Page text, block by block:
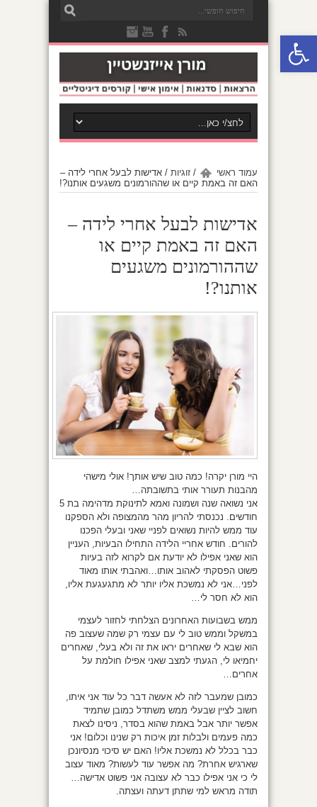
פתח סרגל נגישות
עמוד ראשי / זוגיות / אדישות לבעל אחרי לידה –
האם זה באמת קיים או שההורמונים משגעים אותנו?!
אדישות לבעל אחרי לידה –
האם זה באמת קיים או
שההורמונים משגעים
אותנו?!
היי מורן יקרה! כמה טוב שיש אותך! אולי מישהי
מהבנות תעורר אותי בתשובתה…
אני נשואה שנה ושמונה ואמא לתינוקת מדהימה בת 5
חודשים. נכנסתי להריון מהר מהמצופה ולא הספקנו
עוד ממש להיות נשואים לפניי שאני ובעלי הפכנו
להורים. חודש אחריי הלידה התחילו הבעיות, העניין
הוא שאני אפילו לא יודעת אם לקרוא לזה בעיות
פשוט הפסקתי לאהוב אותו…ואהבתי אותו מאוד
לפני…אני לא נמשכת אליו יותר לא מתגעגעת אליו,
הוא לא חסר לי…
ממש בשבועות האחרונים הצלחתי לחזור לעצמי
במשקל וממש טוב לי עם עצמי רק שמה שעצוב פה
הוא שבא לי שאחרים יראו את זה ולא בעלי, שאחרים
יחמיאו לי, הגעתי למצב שאני אפילו חולמת על
אחרים…
כמובן שמעבר לזה לא אעשה דבר כל עוד אני איתו,
חשוב לציין שבעלי ממש משתדל כמובן שתמיד
אפשר יותר אבל באמת שהוא בסדר, ניסינו לצאת
כמה פעמים ולבלות זמן איכות רק שנינו וכלום! אני
כבר בכלל לא נמשכת אליו! האם יש סיכוי מנסיונכן
שארגיש אחרת? מה אפשר עוד לעשות? מאוד עצוב
לי כי אני אפילו כבר לא עצובה אני פשוט אדישה…
תודה מראש למי שתתן דעתה ועצתה.